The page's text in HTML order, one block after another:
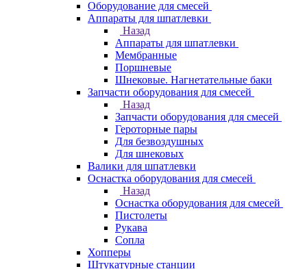
Оборудование для смесей
Аппараты для шпатлевки
Назад
Аппараты для шпатлевки
Мембранные
Поршневые
Шнековые. Нагнетательные баки
Запчасти оборудования для смесей
Назад
Запчасти оборудования для смесей
Героторные пары
Для безвоздушных
Для шнековых
Валики для шпатлевки
Оснастка оборудования для смесей
Назад
Оснастка оборудования для смесей
Пистолеты
Рукава
Сопла
Хопперы
Штукатурные станции